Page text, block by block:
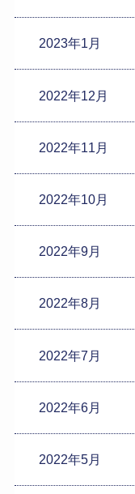
2023年1月
2022年12月
2022年11月
2022年10月
2022年9月
2022年8月
2022年7月
2022年6月
2022年5月